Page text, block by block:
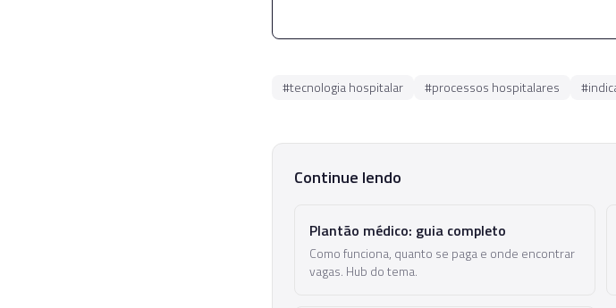
#tecnologia hospitalar #processos hospitalares #
Continue lendo
Plantão médico: guia completo
Como funciona, quanto se paga e onde encontrar
vagas. Hub do tema.